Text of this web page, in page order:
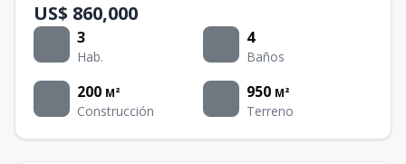
US$ 860,000
3
Hab.
4
Baños
200 M²
Construcción
950 M²
Terreno